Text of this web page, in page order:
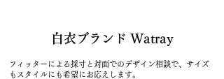
白衣ブランド Watray
フィッターによる採寸と対面でのデザイン相談で、サイズ
もスタイルにも希望にお応えします。